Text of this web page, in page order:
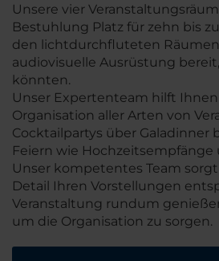
Unsere vier
Bestuhlung Platz für zehn bis
den lichtdurchfluteten
audiovisuelle Ausrüstung
könnten.
Unser Expertenteam hilft
Organisation aller Arten von
Cocktailpartys über Galadinner
Feiern wie Hochzeitsempfänge
Unser kompetentes Team sorgt
Detail Ihren Vorstellungen
Veranstaltung rundum
um die Organisation zu sorgen.